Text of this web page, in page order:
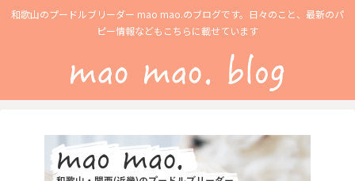
和歌山のプードルブリーダー mao mao.のブログです。日々のこと、最新のパ
ピー情報などもこちらに載せています